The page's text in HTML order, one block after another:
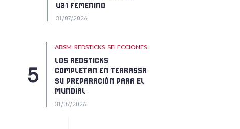
U21 FEMENINO
31/07/2026
ABSM REDSTICKS SELECCIONES
LOS REDSTICKS
COMPLETAN EN TERRASSA
SU PREPARACIÓN PARA EL
MUNDIAL
31/07/2026